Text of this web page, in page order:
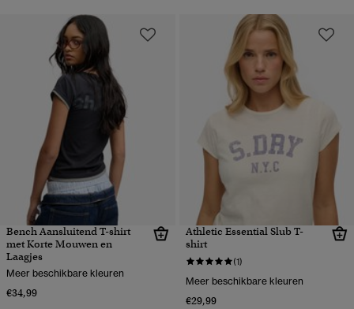
Bench Aansluitend T-shirt
met Korte Mouwen en
Laagjes
Meer beschikbare kleuren
€34,99
Athletic Essential Slub T-
shirt
(1)
Meer beschikbare kleuren
€29,99